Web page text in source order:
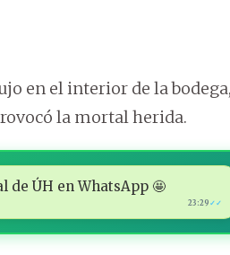
en el interior de la
la mortal herida.
de ÚH en WhatsApp 🤩
23:29 ✓✓